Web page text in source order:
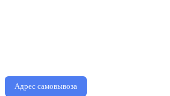
Адрес самовывоза